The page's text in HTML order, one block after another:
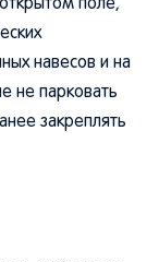
поле,
навесов и на
не парковать
закреплять